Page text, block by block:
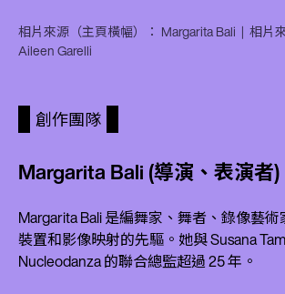
相片來源（主頁橫幅）： Margarita Bali | 相片
Aileen Garelli
創作團隊
Margarita Bali (導演、表演者)
Margarita Bali 是編舞家、舞者、錄像藝
裝置和影像映射的先驅。她與 Susana
Nucleodanza 的聯合總監超過 25 年。